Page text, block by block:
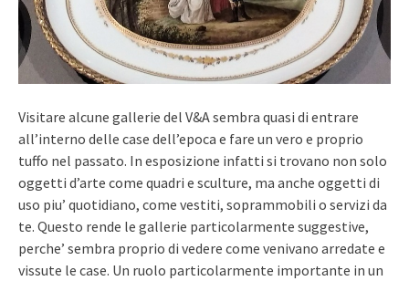
Visitare alcune gallerie del V&A sembra quasi di entrare
all’interno delle case dell’epoca e fare un vero e proprio
tuffo nel passato. In esposizione infatti si trovano non solo
oggetti d’arte come quadri e sculture, ma anche oggetti di
uso piu’ quotidiano, come vestiti, soprammobili o servizi da
te. Questo rende le gallerie particolarmente suggestive,
perche’ sembra proprio di vedere come venivano arredate e
vissute le case. Un ruolo particolarmente importante in un